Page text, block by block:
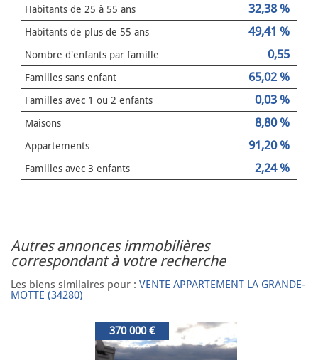
Habitants de 25 à 55 ans 32,38 %
Habitants de plus de 55 ans 49,41 %
Nombre d'enfants par famille 0,55
Familles sans enfant 65,02 %
Familles avec 1 ou 2 enfants 0,03 %
Maisons 8,80 %
Appartements 91,20 %
Familles avec 3 enfants 2,24 %
autres annonces immobilières
correspondant à votre recherche
Les biens similaires pour : VENTE APPARTEMENT LA GRANDE-
MOTTE (34280)
370 000 €